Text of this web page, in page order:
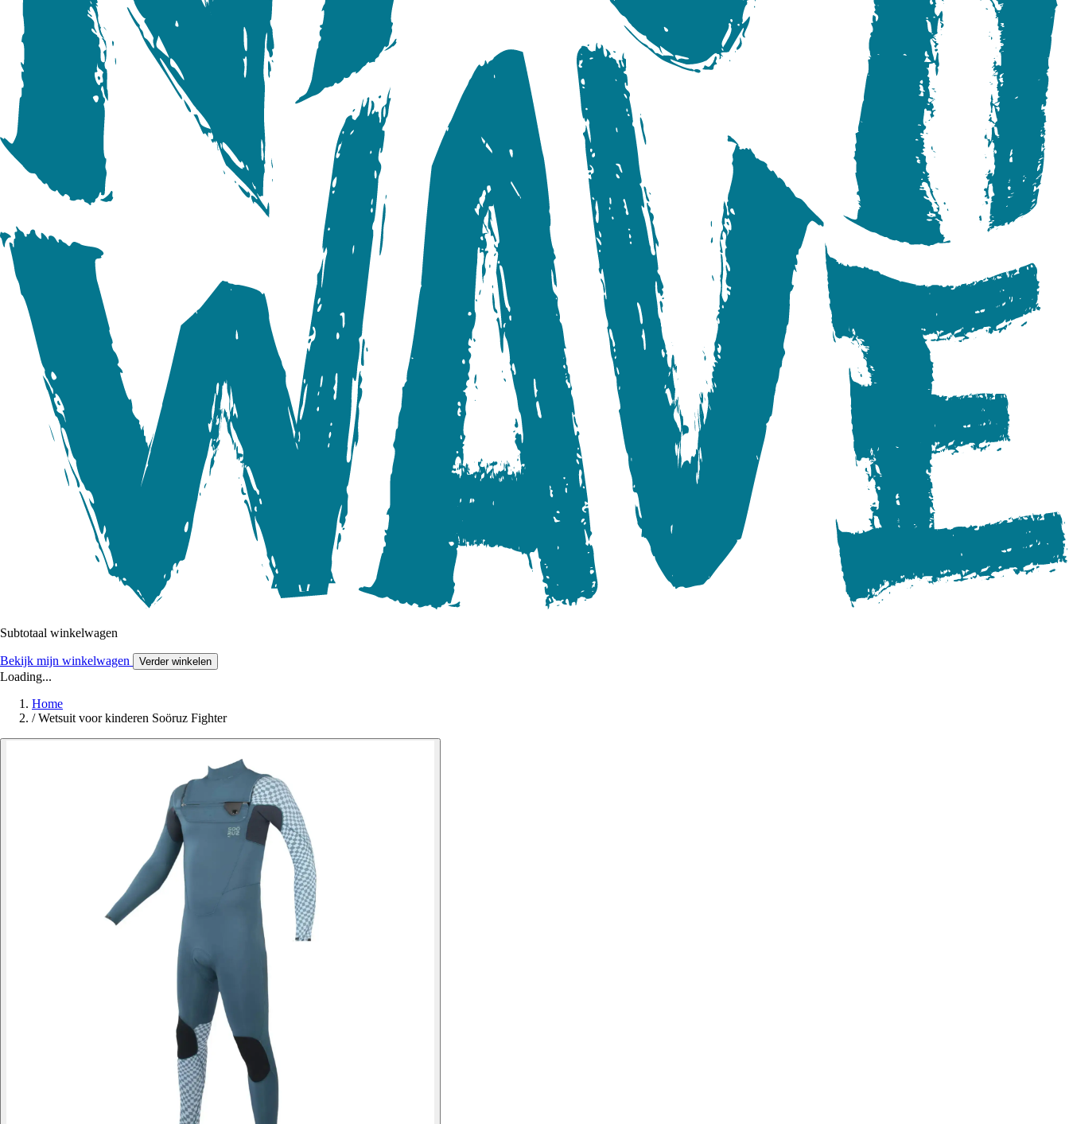
Subtotaal winkelwagen
Bekijk mijn winkelwagen Verder winkelen
Loading...
Home
/ Wetsuit voor kinderen Soöruz Fighter